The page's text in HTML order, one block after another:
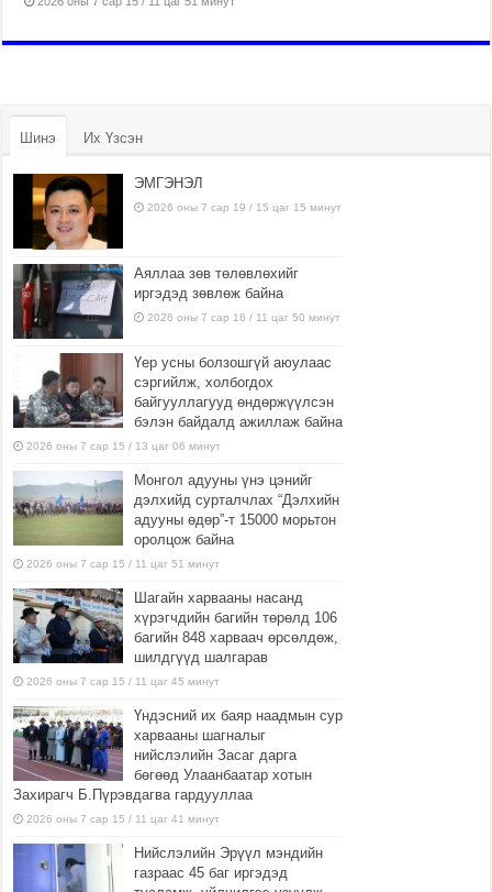
Шинэ Их Үзсэн
ЭМГЭНЭЛ
2026 оны 7 сар 19 / 15 цаг 15 минут
Аяллаа зөв төлөвлөхийг
иргэдэд зөвлөж байна
2026 оны 7 сар 16 / 11 цаг 50 минут
Үер усны болзошгүй аюулаас
сэргийлж, холбогдох
байгууллагууд өндөржүүлсэн
бэлэн байдалд ажиллаж байна
2026 оны 7 сар 15 / 13 цаг 06 минут
Монгол адууны үнэ цэнийг
дэлхийд сурталчлах “Дэлхийн
адууны өдөр”-т 15000 морьтон
оролцож байна
2026 оны 7 сар 15 / 11 цаг 51 минут
Шагайн харвааны насанд
хүрэгчдийн багийн төрөлд 106
багийн 848 харваач өрсөлдөж,
шилдгүүд шалгарав
2026 оны 7 сар 15 / 11 цаг 45 минут
Үндэсний их баяр наадмын сур
харвааны шагналыг
нийслэлийн Засаг дарга
бөгөөд Улаанбаатар хотын
Захирагч Б.Пүрэвдагва гардууллаа
2026 оны 7 сар 15 / 11 цаг 41 минут
Нийслэлийн Эрүүл мэндийн
газраас 45 баг иргэдэд